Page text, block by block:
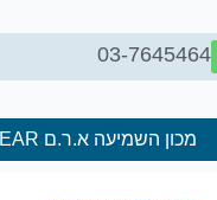
03-7645464
מכון השמיעה א.ר.ם H.EAR